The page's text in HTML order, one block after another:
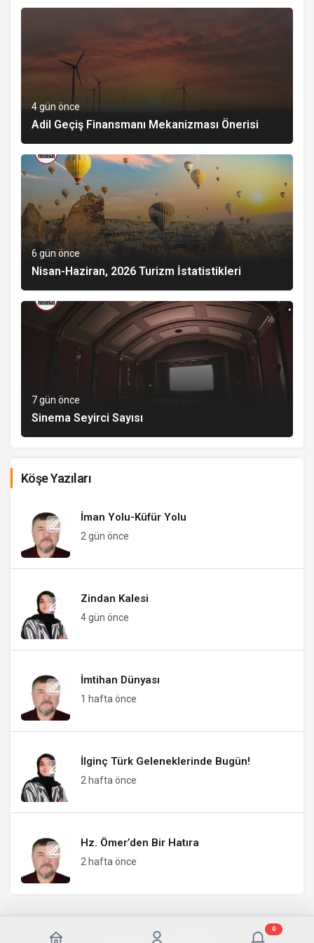
4 gün önce
Adil Geçiş Finansmanı Mekanizması Önerisi
6 gün önce
Nisan-Haziran, 2026 Turizm İstatistikleri
7 gün önce
Sinema Seyirci Sayısı
Köşe Yazıları
İman Yolu-Küfür Yolu
2 gün önce
Zindan Kalesi
4 gün önce
İmtihan Dünyası
1 hafta önce
İlginç Türk Geleneklerinde Bugün!
2 hafta önce
Hz. Ömer’den Bir Hatıra
2 hafta önce
0